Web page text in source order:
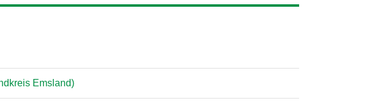
Emsland)